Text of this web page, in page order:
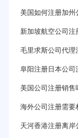
美国如何注册加
新加坡航空公司
毛里求斯公司代理
阜阳注册日本公司
美国公司注册销
海外公司注册需要
天河香港注册离